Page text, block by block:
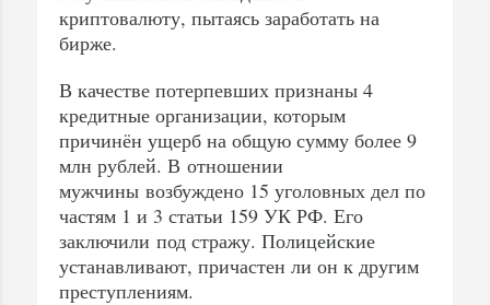
криптовалюту, пытаясь заработать на
бирже.
В качестве потерпевших признаны 4
кредитные организации, которым
причинён ущерб на общую сумму более 9
млн рублей. В отношении
мужчины возбуждено 15 уголовных дел по
частям 1 и 3 статьи 159 УК РФ. Его
заключили под стражу. Полицейские
устанавливают, причастен ли он к другим
преступлениям.